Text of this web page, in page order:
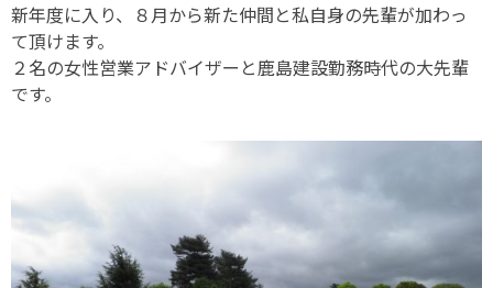
新年度に入り、８月から新た仲間と私自身の先輩が加わっ
て頂けます。
２名の女性営業アドバイザーと鹿島建設勤務時代の大先輩
です。